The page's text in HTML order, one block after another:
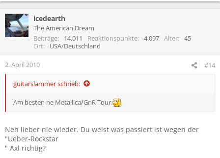
icedearth
The American Dream
Beiträge
14.011 Reaktionspunkte 4.097 Alter
45
Ort
USA/Deutschland
2. April 2010 #14
guitarslammer schrieb:
Am besten ne Metallica/GnR Tour.
Neh lieber nie wieder. Du weist was passiert ist wegen der
"Ueber-Rockstar
" Axl richtig?